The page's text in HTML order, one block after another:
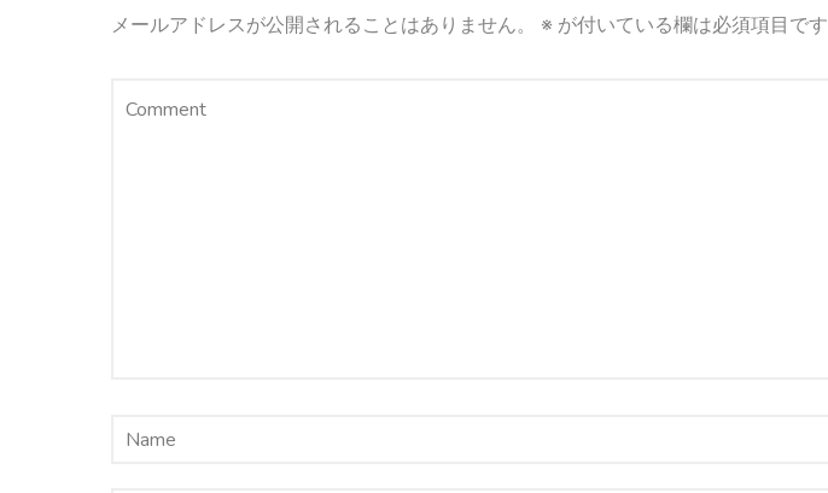
メールアドレスが公開されることはありません。 ※ が付いている欄は必須項目です